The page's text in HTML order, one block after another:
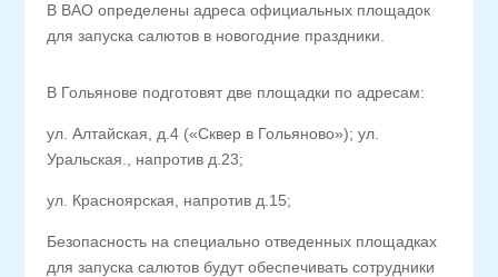
В ВАО определены адреса официальных площадок
для запуска салютов в новогодние праздники.
В Гольянове подготовят две площадки по адресам:
ул. Алтайская, д.4 («Сквер в Гольяново»); ул.
Уральская., напротив д.23;
ул. Красноярская, напротив д.15;
Безопасность на специально отведенных площадках
для запуска салютов будут обеспечивать сотрудники